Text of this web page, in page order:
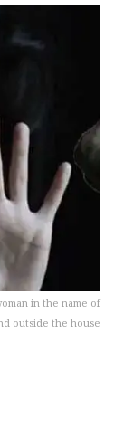
in the name of
outside the house